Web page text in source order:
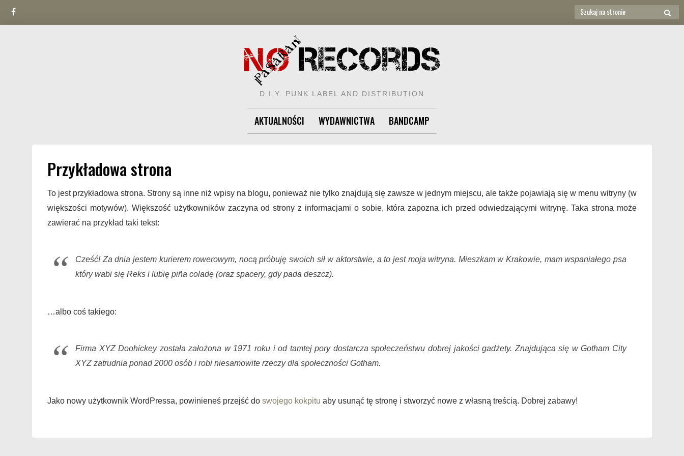
Facebook
Search
for:
D.I.Y. PUNK LABEL AND DISTRIBUTION
AKTUALNOŚCI WYDAWNICTWA BANDCAMP
Przykładowa strona
To jest przykładowa strona. Strony są inne niż wpisy na blogu, ponieważ nie tylko znajdują się zawsze w jednym miejscu, ale także pojawiają się w menu witryny (w
większości motywów). Większość użytkowników zaczyna od strony z informacjami o sobie, która zapozna ich przed odwiedzającymi witrynę. Taka strona może
zawierać na przykład taki tekst:
Cześć! Za dnia jestem kurierem rowerowym, nocą próbuję swoich sił w aktorstwie, a to jest moja witryna. Mieszkam w Krakowie, mam wspaniałego psa
który wabi się Reks i lubię piña coladę (oraz spacery, gdy pada deszcz).
…albo coś takiego:
Firma XYZ Doohickey została założona w 1971 roku i od tamtej pory dostarcza społeczeństwu dobrej jakości gadżety. Znajdująca się w Gotham City
XYZ zatrudnia ponad 2000 osób i robi niesamowite rzeczy dla społeczności Gotham.
Jako nowy użytkownik WordPressa, powinieneś przejść do swojego kokpitu aby usunąć tę stronę i stworzyć nowe z własną treścią. Dobrej zabawy!